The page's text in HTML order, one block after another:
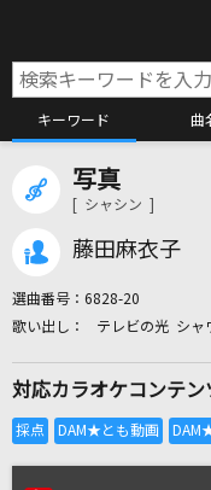
キーワード 曲
写真
[ シャシン ]
藤田麻衣子
選曲番号： 6828-20
テレビの光 シャ
対応カラオケコンテン